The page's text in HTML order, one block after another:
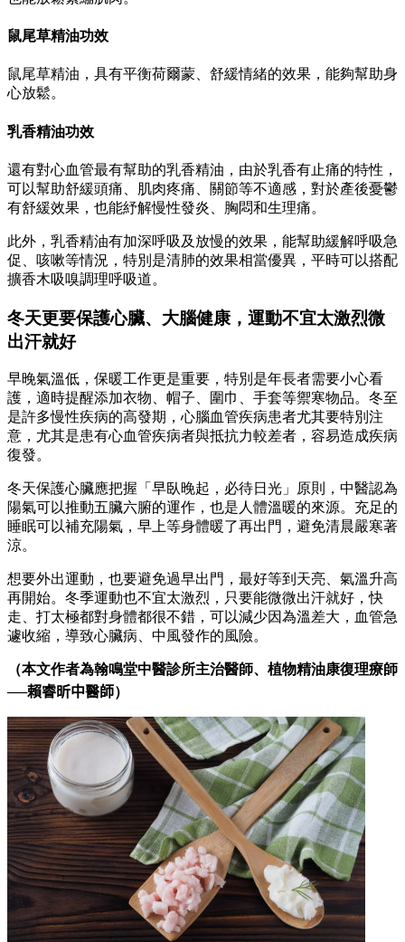
鼠尾草精油功效
鼠尾草精油，具有平衡荷爾蒙、舒緩情緒的效果，能夠幫助身
心放鬆。
乳香精油功效
還有對心血管最有幫助的乳香精油，由於乳香有止痛的特性，
可以幫助舒緩頭痛、肌肉疼痛、關節等不適感，對於產後憂鬱
有舒緩效果，也能紓解慢性發炎、胸悶和生理痛。
此外，乳香精油有加深呼吸及放慢的效果，能幫助緩解呼吸急
促、咳嗽等情況，特別是清肺的效果相當優異，平時可以搭配
擴香木吸嗅調理呼吸道。
冬天更要保護心臟、大腦健康，運動不宜太激烈微
出汗就好
早晚氣溫低，保暖工作更是重要，特別是年長者需要小心看
護，適時提醒添加衣物、帽子、圍巾、手套等禦寒物品。冬至
是許多慢性疾病的高發期，心腦血管疾病患者尤其要特別注
意，尤其是患有心血管疾病者與抵抗力較差者，容易造成疾病
復發。
冬天保護心臟應把握「早臥晚起，必待日光」原則，中醫認為
陽氣可以推動五臟六腑的運作，也是人體溫暖的來源。充足的
睡眠可以補充陽氣，早上等身體暖了再出門，避免清晨嚴寒著
涼。
想要外出運動，也要避免過早出門，最好等到天亮、氣溫升高
再開始。冬季運動也不宜太激烈，只要能微微出汗就好，快
走、打太極都對身體都很不錯，可以減少因為溫差大，血管急
遽收縮，導致心臟病、中風發作的風險。
（本文作者為翰鳴堂中醫診所主治醫師、植物精油康復理療師
──賴睿昕中醫師）